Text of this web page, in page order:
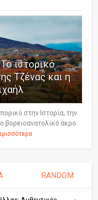
ιστορικό
Τζένας και η
στην Ιστορία, την
βορειοανατολικό άκρο
RANDOM